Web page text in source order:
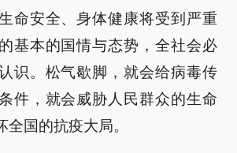
命安全、身体健康将受到严重
基本的国情与态势，全社会必
识。松气歇脚，就会给病毒传
件，就会威胁人民群众的生命
国的抗疫大局。